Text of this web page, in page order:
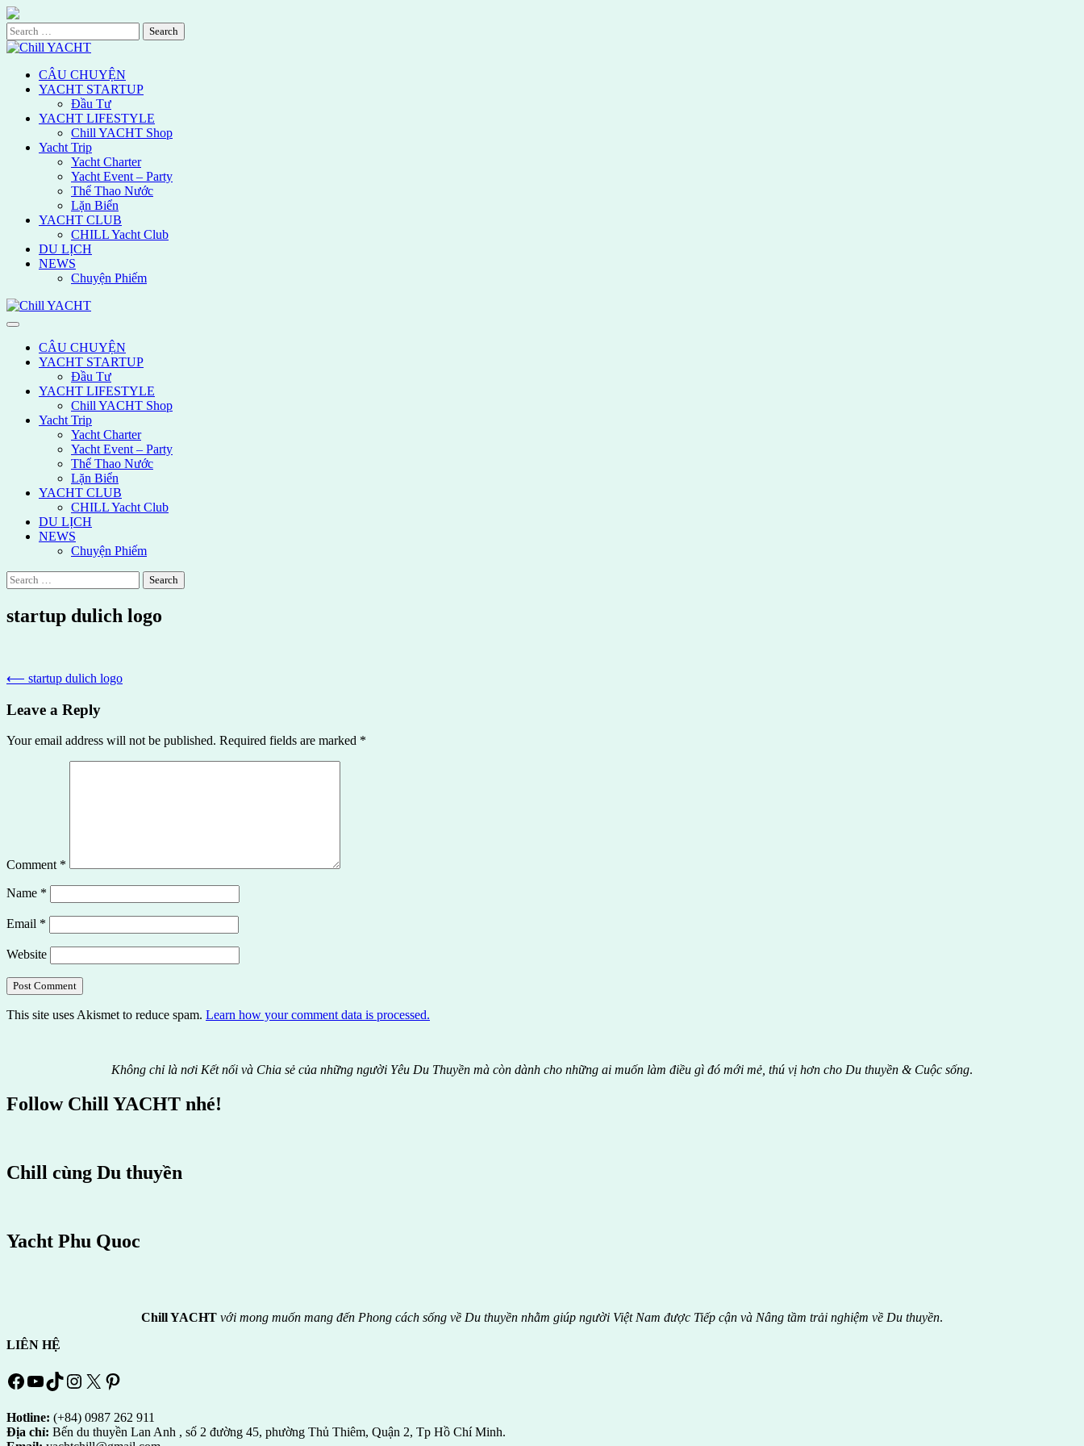
Skip
to
content
Search
for:
CÂU CHUYỆN
YACHT STARTUP
Đầu Tư
YACHT LIFESTYLE
Chill YACHT Shop
Yacht Trip
Yacht Charter
Yacht Event – Party
Thể Thao Nước
Lặn Biển
YACHT CLUB
CHILL Yacht Club
DU LỊCH
NEWS
Chuyện Phiếm
CÂU CHUYỆN
YACHT STARTUP
Đầu Tư
YACHT LIFESTYLE
Chill YACHT Shop
Yacht Trip
Yacht Charter
Yacht Event – Party
Thể Thao Nước
Lặn Biển
YACHT CLUB
CHILL Yacht Club
DU LỊCH
NEWS
Chuyện Phiếm
Search
for:
startup dulich logo
Post
navigation
⟵ startup dulich logo
Leave a Reply
Your email address will not be published. Required fields are marked *
Comment *
Name *
Email *
Website
This site uses Akismet to reduce spam. Learn how your comment data is processed.
Không chỉ là nơi Kết nối và Chia sẻ của những người Yêu Du Thuyền mà còn dành cho những ai muốn làm điều gì đó mới mẻ, thú vị hơn cho Du thuyền & Cuộc sống.
Follow Chill YACHT nhé!
Chill cùng Du thuyền
Yacht Phu Quoc
Chill YACHT với mong muốn mang đến Phong cách sống về Du thuyền nhằm giúp người Việt Nam được Tiếp cận và Nâng tầm trải nghiệm về Du thuyền.
LIÊN HỆ
Facebook
YouTube
TikTok
Instagram
X Pinterest
Hotline: (+84) 0987 262 911
Địa chỉ: Bến du thuyền Lan Anh , số 2 đường 45, phường Thủ Thiêm, Quận 2, Tp Hồ Chí Minh.